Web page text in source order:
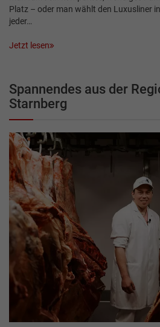
Platz – oder man wählt den Luxusliner
jeder…
Jetzt lesen
Spannendes aus der
Starnberg